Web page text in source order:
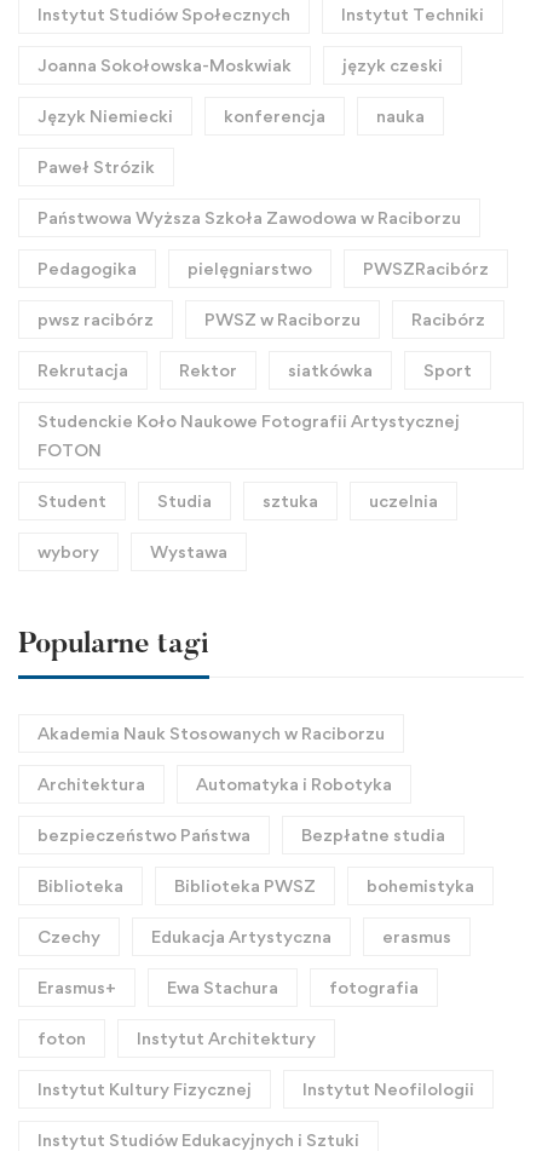
Instytut Studiów Społecznych Instytut Techniki
Joanna Sokołowska-Moskwiak język czeski
Język Niemiecki konferencja nauka
Paweł Strózik
Państwowa Wyższa Szkoła Zawodowa w Raciborzu
Pedagogika pielęgniarstwo PWSZRacibórz
pwsz racibórz PWSZ w Raciborzu Racibórz
Rekrutacja Rektor siatkówka Sport
Studenckie Koło Naukowe Fotografii Artystycznej
FOTON
Student Studia sztuka uczelnia
wybory Wystawa
Popularne tagi
Akademia Nauk Stosowanych w Raciborzu
Architektura Automatyka i Robotyka
bezpieczeństwo Państwa Bezpłatne studia
Biblioteka Biblioteka PWSZ bohemistyka
Czechy Edukacja Artystyczna erasmus
Erasmus+ Ewa Stachura fotografia
foton Instytut Architektury
Instytut Kultury Fizycznej Instytut Neofilologii
Instytut Studiów Edukacyjnych i Sztuki